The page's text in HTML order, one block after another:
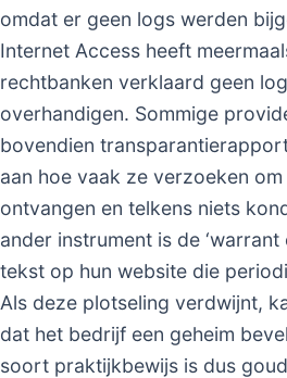
omdat er geen logs werden
Internet Access heeft
rechtbanken verklaard geen
overhandigen. Sommige
bovendien
aan hoe vaak ze verzoeken
ontvangen en telkens niets
ander instrument is de ‘warrant
tekst op hun website die
Als deze plotseling verdwijnt,
dat het bedrijf een geheim
soort praktijkbewijs is dus